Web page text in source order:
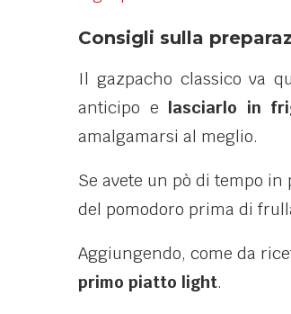
Consigli sulla
Il gazpacho classico va
anticipo e lasciarlo in
amalgamarsi al meglio.
Se avete un pò di tempo
del pomodoro prima di
Aggiungendo, come da
primo piatto light.